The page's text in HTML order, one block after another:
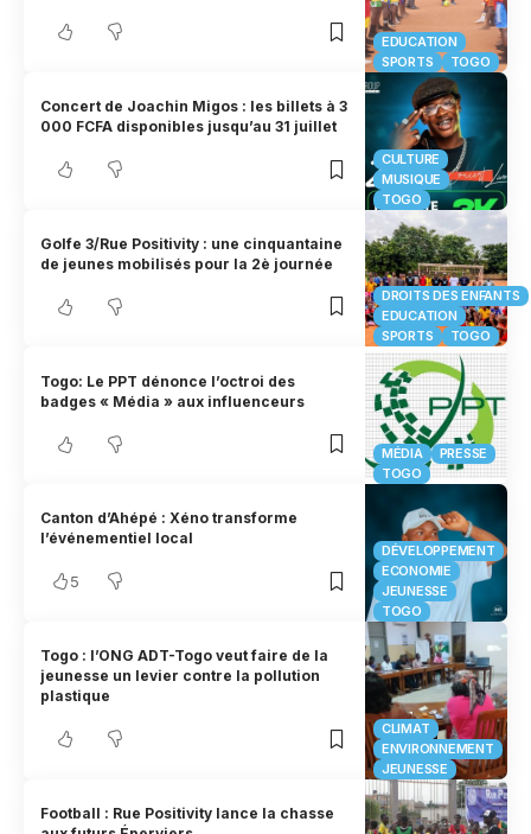
EDUCATION
SPORTS
TOGO
CULTURE
MUSIQUE
TOGO
Concert de Joachin Migos : les billets à 3
000 FCFA disponibles jusqu’au 31 juillet
DROITS DES ENFANTS
EDUCATION
SPORTS
TOGO
Golfe 3/Rue Positivity : une cinquantaine
de jeunes mobilisés pour la 2è journée
MÉDIA
PRESSE
TOGO
Togo: Le PPT dénonce l’octroi des
badges « Média » aux influenceurs
DÉVELOPPEMENT
ECONOMIE
JEUNESSE
TOGO
Canton d’Ahépé : Xéno transforme
l’événementiel local
5
CLIMAT
ENVIRONNEMENT
JEUNESSE
Togo : l’ONG ADT-Togo veut faire de la
jeunesse un levier contre la pollution
plastique
Football : Rue Positivity lance la chasse